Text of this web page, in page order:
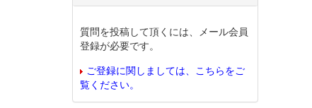
質問を投稿して頂くには、メール会員
登録が必要です。
ご登録に関しましては、こちらをご
覧ください。